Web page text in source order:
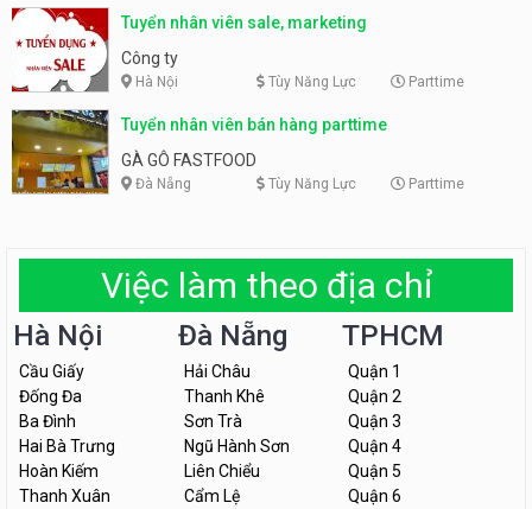
Tuyển nhân viên sale, marketing
Công ty
Hà Nội Tùy Năng Lực Parttime
Tuyển nhân viên bán hàng parttime
GÀ GÔ FASTFOOD
Đà Nẵng Tùy Năng Lực Parttime
Việc làm theo địa chỉ
Hà Nội
Cầu Giấy
Đống Đa
Ba Đình
Hai Bà Trưng
Hoàn Kiếm
Thanh Xuân
Đà Nẵng
Hải Châu
Thanh Khê
Sơn Trà
Ngũ Hành Sơn
Liên Chiểu
Cẩm Lệ
TPHCM
Quận 1
Quận 2
Quận 3
Quận 4
Quận 5
Quận 6